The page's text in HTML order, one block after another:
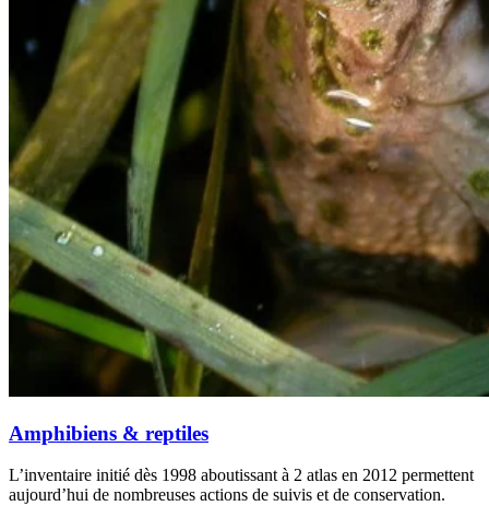
Amphibiens & reptiles
L’inventaire initié dès 1998 aboutissant à 2 atlas en 2012 permettent
aujourd’hui de nombreuses actions de suivis et de conservation.